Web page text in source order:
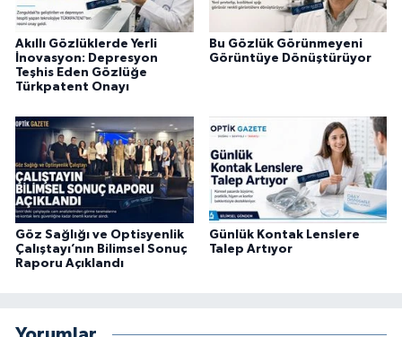
Akıllı Gözlüklerde Yerli
İnovasyon: Depresyon
Teşhis Eden Gözlüğe
Türkpatent Onayı
Bu Gözlük Görünmeyeni
Görüntüye Dönüştürüyor
Göz Sağlığı ve Optisyenlik
Çalıştayı’nın Bilimsel Sonuç
Raporu Açıklandı
Günlük Kontak Lenslere
Talep Artıyor